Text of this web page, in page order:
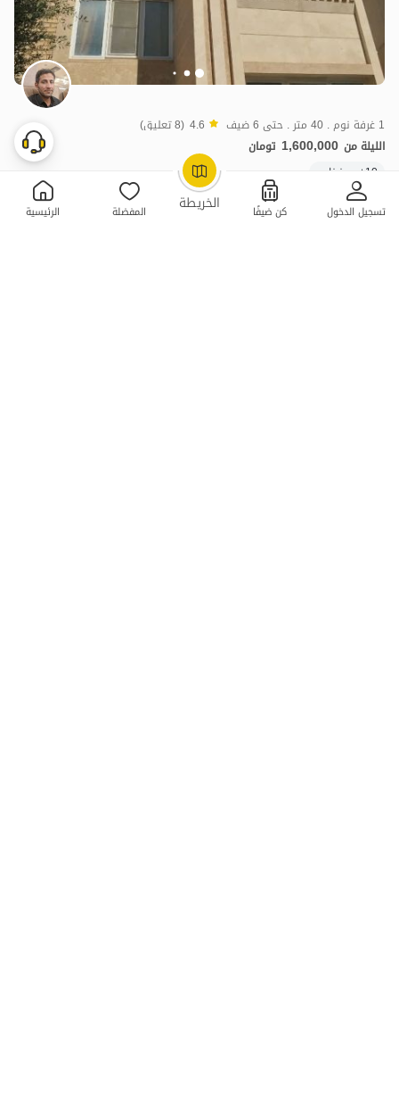
الخريطة تسجيل الدخول كن ضيفًا المفضلة الرئيسية
OpenStreetMap
1 غرفة نوم . 40 متر . حتى 6 ضيف 4.6 (8 تعليق)
الليلة من 1,600,000 تومان
10+ حجز ناجح